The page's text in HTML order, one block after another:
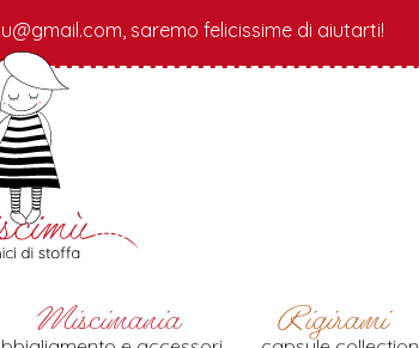
saremo felicissime di aiutarti!